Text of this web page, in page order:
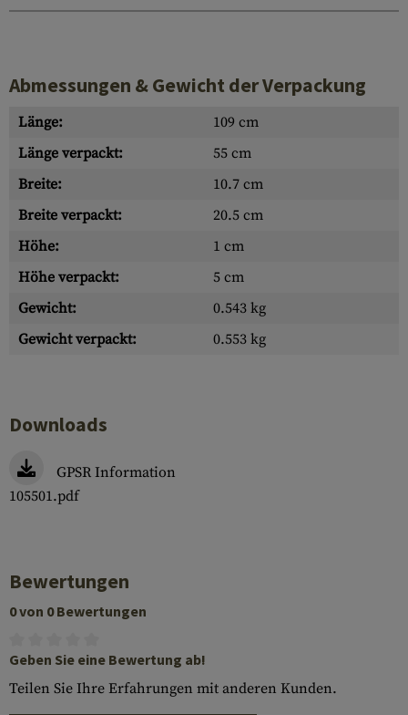
Abmessungen & Gewicht der Verpackung
Länge:
109 cm
Länge verpackt:
55 cm
Breite:
10.7 cm
Breite verpackt:
20.5 cm
Höhe:
1 cm
Höhe verpackt:
5 cm
Gewicht:
0.543 kg
Gewicht verpackt:
0.553 kg
Downloads
GPSR Information
105501.pdf
Bewertungen
0 von 0 Bewertungen
Geben Sie eine Bewertung ab!
Teilen Sie Ihre Erfahrungen mit anderen Kunden.